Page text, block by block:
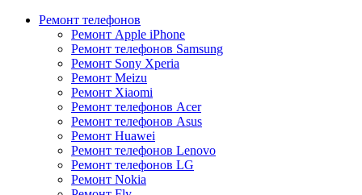
Ремонт телефонов
Ремонт Apple iPhone
Ремонт телефонов Samsung
Ремонт Sony Xperia
Ремонт Meizu
Ремонт Xiaomi
Ремонт телефонов Acer
Ремонт телефонов Asus
Ремонт Huawei
Ремонт телефонов Lenovo
Ремонт телефонов LG
Ремонт Nokia